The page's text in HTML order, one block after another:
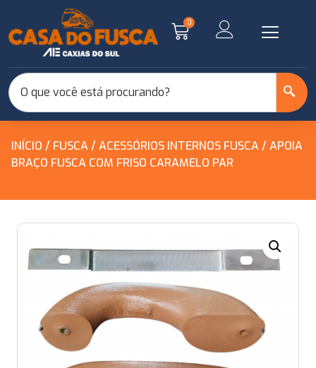
0
INÍCIO / FUSCA/ACESSÓRIOS INTERNOS FUSCA/ APOIA
BRAÇO FUSCA COM FRISO CARAMELO PAR